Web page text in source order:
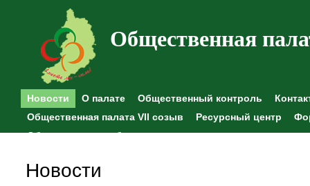
Общественная
Новости О палате Общественный контроль
Общественная палата VII созыв
Ресурсный центр
Общественные наблюдения
Новости